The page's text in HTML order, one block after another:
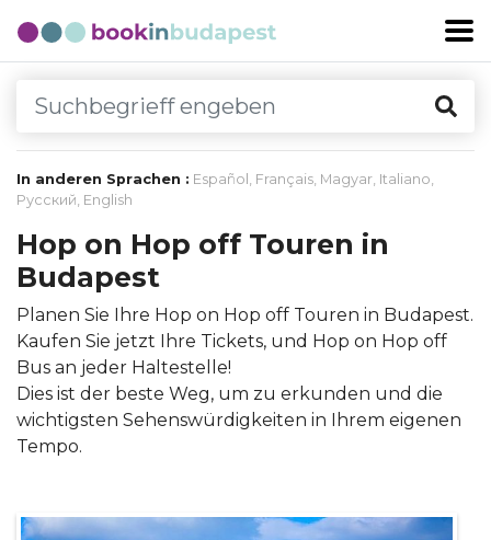
In anderen Sprachen : Español , Français, Magyar, Italiano,
Русский, English
Hop on Hop off Touren in
Budapest
Planen Sie Ihre Hop on Hop off Touren in Budapest.
Kaufen Sie jetzt Ihre Tickets, und Hop on Hop off
Bus an jeder Haltestelle!
Dies ist der beste Weg, um zu erkunden und die
wichtigsten Sehenswürdigkeiten in Ihrem eigenen
Tempo.